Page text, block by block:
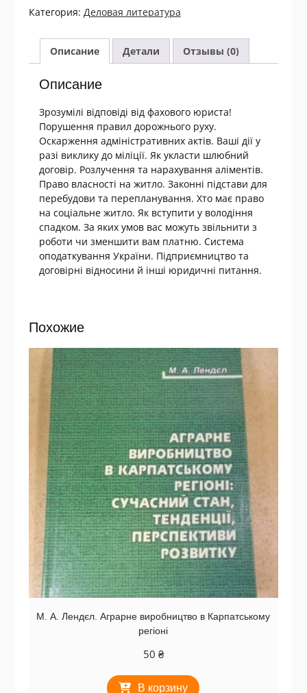
Ваш
домашній
адвокат
Категория: Деловая литература
Описание Детали Отзывы (0)
Описание
Зрозумілі відповіді від фахового юриста!
Порушення правил дорожнього руху.
Оскарження адміністративних актів. Ваші дії у
разі виклику до міліції. Як укласти шлюбний
договір. Розлучення та нарахування аліментів.
Право власності на житло. Законні підстави для
перебудови та перепланування. Хто має право
на соціальне житло. Як вступити у володіння
спадком. За яких умов вас можуть звільнити з
роботи чи зменшити вам платню. Система
оподаткування України. Підприємництво та
договірні відносини й інші юридичні питання.
Похожие
М. А. Лендєл. Аграрне виробництво в Карпатському
регіоні
50 ₴
В корзину